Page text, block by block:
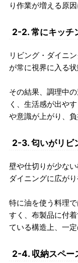
り作業が増える原因
2-2. 常にキッチ
リビング・ダイニ
が常に視界に入る状
その結果、調理中
く、生活感が出や
や意識が上がり、
2-3. 匂いがリビ
壁や仕切りが少な
ダイニングに広がり
特に油を使う料理
すく、布製品に付
ている構造上、一
2-4. 収納スペー